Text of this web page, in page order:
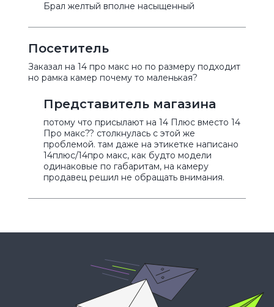
Брал желтый вполне насыщенный
Посетитель
Заказал на 14 про макс но по размеру подходит
но рамка камер почему то маленькая?
Представитель магазина
потому что присылают на 14 Плюс вместо 14
Про макс?? столкнулась с этой же
проблемой. там даже на этикетке написано
14плюс/14про макс, как будто модели
одинаковые по габаритам, на камеру
продавец решил не обращать внимания.